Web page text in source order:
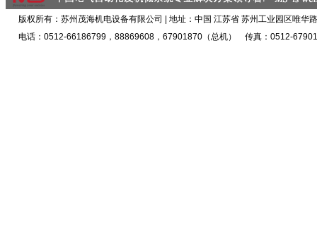
版权所有：苏州茂海机电设备有限公司 | 地址：中国 江苏省 苏州工业园区唯华
电话：0512-66186799，88869608，67901870（总机） 传真：0512-